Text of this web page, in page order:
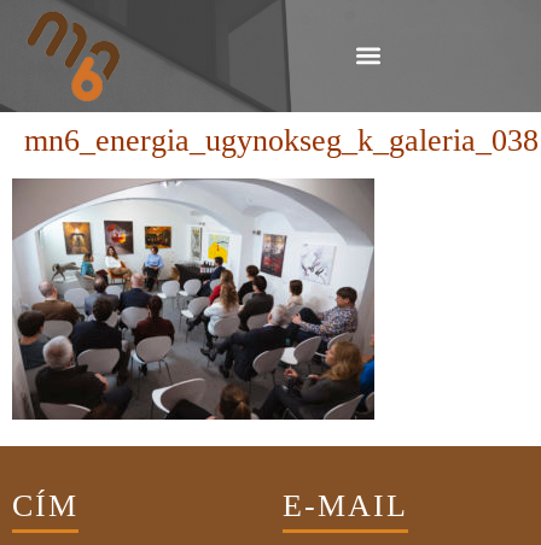
mn6_energia_ugynokseg_k_galeria_038
CÍM E-MAIL